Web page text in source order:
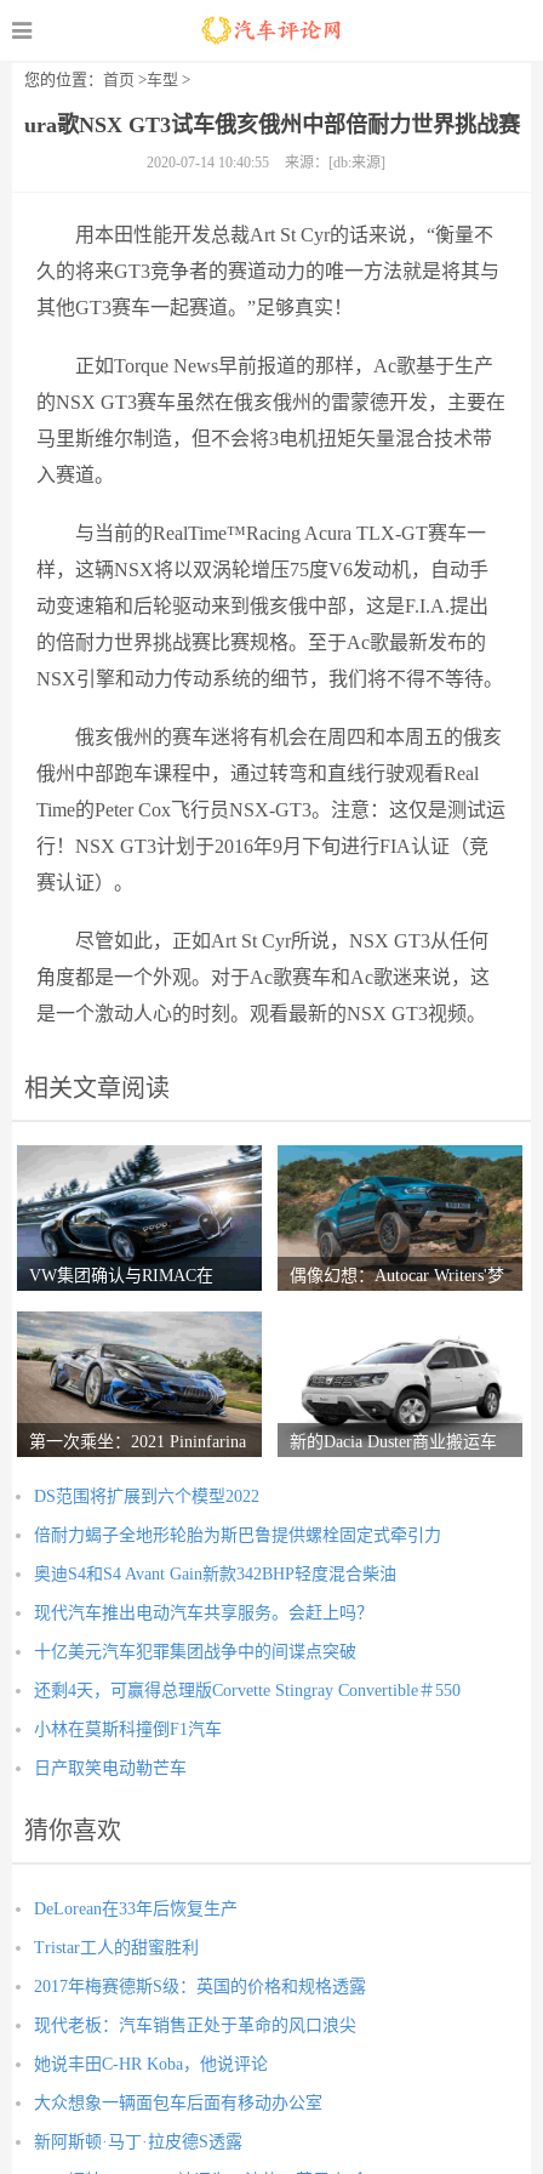
您的位置： 首页 >车型 >
ura歌NSX GT3试车俄亥俄州中部倍耐力世界挑战赛
2020-07-14 10:40:55 来源：[db:来源]
用本田性能开发总裁Art St Cyr的话来说，“衡量不
久的将来GT3竞争者的赛道动力的唯一方法就是将其与
其他GT3赛车一起赛道。”足够真实！
正如Torque News早前报道的那样，Ac歌基于生产
的NSX GT3赛车虽然在俄亥俄州的雷蒙德开发，主要在
马里斯维尔制造，但不会将3电机扭矩矢量混合技术带
入赛道。
与当前的RealTime™Racing Acura TLX-GT赛车一
样，这辆NSX将以双涡轮增压75度V6发动机，自动手
动变速箱和后轮驱动来到俄亥俄中部，这是F.I.A.提出
的倍耐力世界挑战赛比赛规格。至于Ac歌最新发布的
NSX引擎和动力传动系统的细节，我们将不得不等待。
俄亥俄州的赛车迷将有机会在周四和本周五的俄亥
俄州中部跑车课程中，通过转弯和直线行驶观看Real
Time的Peter Cox飞行员NSX-GT3。注意：这仅是测试运
行！NSX GT3计划于2016年9月下旬进行FIA认证（竞
赛认证）。
尽管如此，正如Art St Cyr所说，NSX GT3从任何
角度都是一个外观。对于Ac歌赛车和Ac歌迷来说，这
是一个激动人心的时刻。观看最新的NSX GT3视频。
相关文章阅读
VW集团确认与RIMAC在
偶像幻想：Autocar Writers'梦
第一次乘坐：2021 Pininfarina
新的Dacia Duster商业搬运车
DS范围将扩展到六个模型2022
倍耐力蝎子全地形轮胎为斯巴鲁提供螺栓固定式牵引力
奥迪S4和S4 Avant Gain新款342BHP轻度混合柴油
现代汽车推出电动汽车共享服务。会赶上吗？
十亿美元汽车犯罪集团战争中的间谍点突破
还剩4天，可赢得总理版Corvette Stingray Convertible＃550
小林在莫斯科撞倒F1汽车
日产取笑电动勒芒车
猜你喜欢
DeLorean在33年后恢复生产
Tristar工人的甜蜜胜利
2017年梅赛德斯S级：英国的价格和规格透露
现代老板：汽车销售正处于革命的风口浪尖
她说丰田C-HR Koba，他说评论
大众想象一辆面包车后面有移动办公室
新阿斯顿·马丁·拉皮德S透露